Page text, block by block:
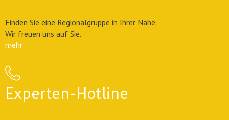
Finden Sie eine Regionalgruppe in Ihrer Nähe.
Wir freuen uns auf Sie.
mehr
Experten-Hotline